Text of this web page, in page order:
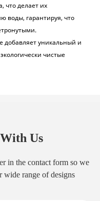
что делает их
воды, гарантируя, что
добавляет уникальный и
чистые
Us
in the contact form so we
wide range of designs